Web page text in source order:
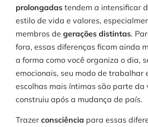
prolongadastendem a intensificar
estilo de vida e valores,
membros de gerações distintas.
fora, essas diferenças ficam ainda
a forma como você organiza o dia,
emocionais, seu modo de trabalhar
escolhas mais íntimas são parte da
construiu após a mudança de país.
Trazerconsciência para essas